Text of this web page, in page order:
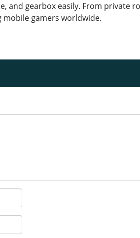
and gearbox easily. From private
gamers worldwide.